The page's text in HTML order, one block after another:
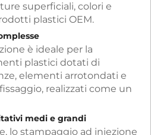
superficiali, colori e
plastici OEM.
è ideale per la
plastici dotati di
elementi arrotondati e
realizzati come un
medi e grandi
lo stampaggio ad iniezione